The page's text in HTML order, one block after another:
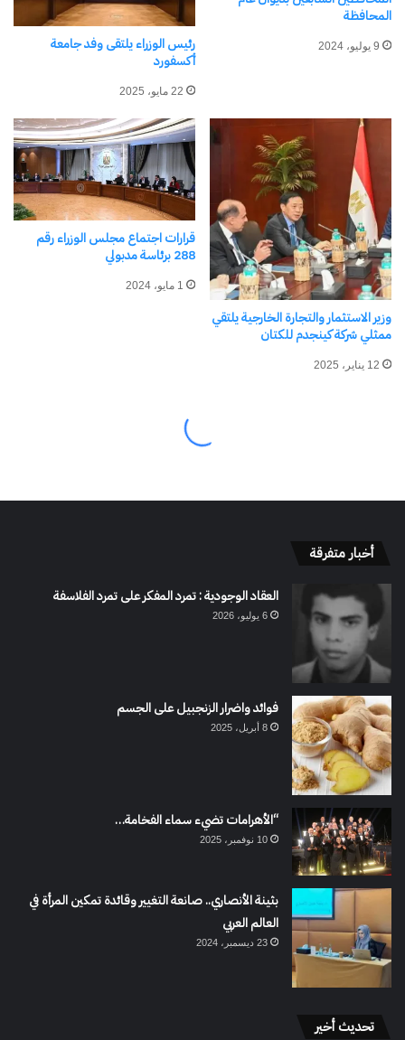
أخبار متفرقة
العقاد الوجودية : تمرد المفكر على تمرد الفلاسفة
6 يوليو، 2026
فوائد واضرار الزنجبيل على الجسم
8 أبريل، 2025
“الأهرامات تضيء سماء الفخامة…
10 نوفمبر، 2025
بثينة الأنصاري.. صانعة التغيير وقائدة تمكين المرأة في
العالم العربي
23 ديسمبر، 2024
تحديث أخير